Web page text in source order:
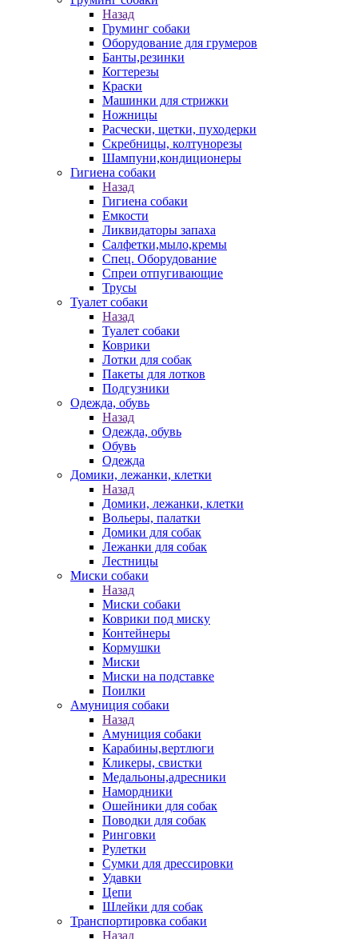
Назад
Груминг собаки
Оборудование для грумеров
Банты,резинки
Когтерезы
Краски
Машинки для стрижки
Ножницы
Расчески, щетки, пуходерки
Скребницы, колтунорезы
Шампуни,кондиционеры
Гигиена собаки
Назад
Гигиена собаки
Емкости
Ликвидаторы запаха
Салфетки,мыло,кремы
Спец. Оборудование
Спреи отпугивающие
Трусы
Туалет собаки
Назад
Туалет собаки
Коврики
Лотки для собак
Пакеты для лотков
Подгузники
Одежда, обувь
Назад
Одежда, обувь
Обувь
Одежда
Домики, лежанки, клетки
Назад
Домики, лежанки, клетки
Вольеры, палатки
Домики для собак
Лежанки для собак
Лестницы
Миски собаки
Назад
Миски собаки
Коврики под миску
Контейнеры
Кормушки
Миски
Миски на подставке
Поилки
Амуниция собаки
Назад
Амуниция собаки
Карабины,вертлюги
Кликеры, свистки
Медальоны,адресники
Намордники
Ошейники для собак
Поводки для собак
Ринговки
Рулетки
Сумки для дрессировки
Удавки
Цепи
Шлейки для собак
Транспортировка собаки
Назад